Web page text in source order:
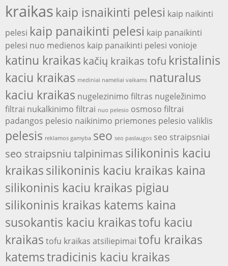
kraikas kaip isnaikinti pelesi kaip naikinti
pelesi kaip panaikinti pelesi kaip panaikinti
pelesi nuo medienos kaip panaikinti pelesi vonioje
katinu kraikas kačių kraikas tofu kristalinis
kaciu kraikas mediniai nameliai vaikams naturalus
kaciu kraikas nugelezinimo filtras nugeležinimo
filtrai nukalkinimo filtrai nuo pelesio osmoso filtrai
padangos pelesio naikinimo priemones pelesio valiklis
pelesis reklamos gamyba seo seo paslaugos seo straipsniai
seo straipsniu talpinimas silikoninis kaciu
kraikassilikoninis kaciu kraikas kaina
silikoninis kaciu kraikas pigiau
silikoninis kraikas katems kaina
susokantis kaciu kraikastofu kaciu
kraikas tofu kraikas atsiliepimai tofu kraikas
katemstradicinis kaciu kraikas